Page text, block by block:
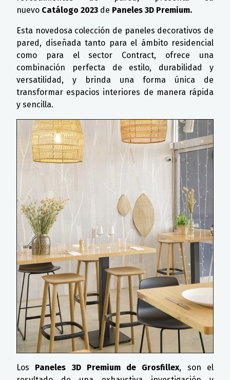
nuevo Catálogo 2023 de Paneles 3D Premium.
Esta novedosa colección de paneles decorativos de
pared, diseñada tanto para el ámbito residencial
como para el sector Contract, ofrece una
combinación perfecta de estilo, durabilidad y
versatilidad, y brinda una forma única de
transformar espacios interiores de manera rápida
y sencilla.
Los Paneles 3D Premium de Grosfillex, son el